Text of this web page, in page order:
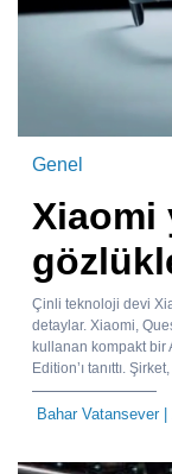
Genel
Xiaomi
Çinli teknoloji devi
detaylar. Xiaomi,
kullanan kompakt bir
Edition’ı tanıttı.
Bahar Vatansever|